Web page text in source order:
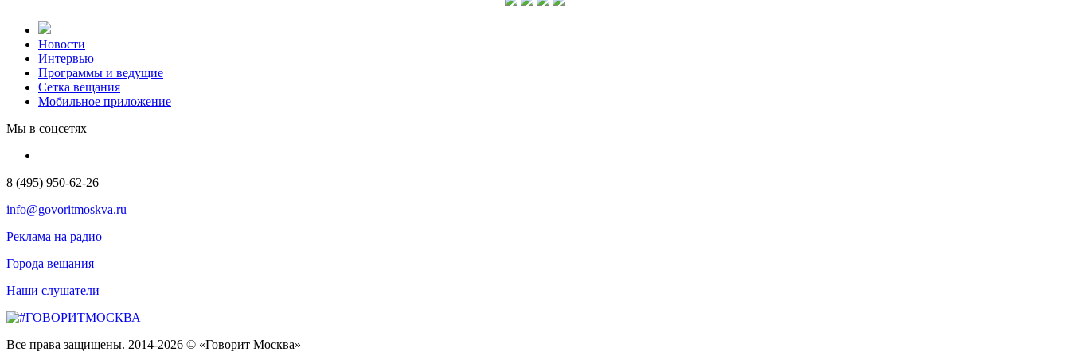
Новости
Интервью
Программы и ведущие
Сетка вещания
Мобильное приложение
Мы в соцсетях
8 (495) 950-62-26
info@govoritmoskva.ru
Реклама на радио
Города вещания
Наши слушатели
Все права защищены. 2014-2026 © «Говорит Москва»